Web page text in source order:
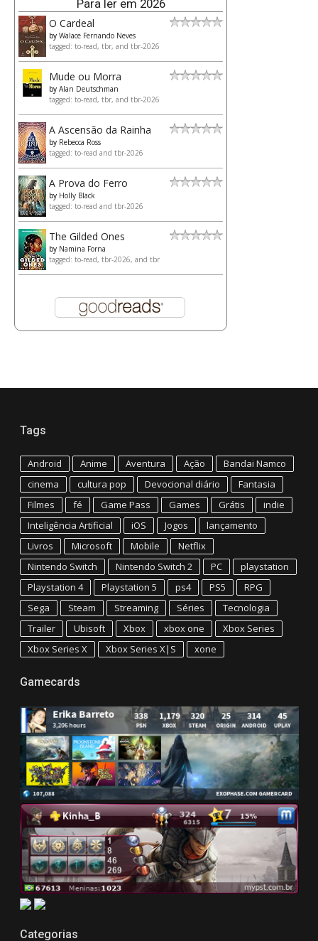
Para ler em 2026
O Cardeal
by Walace Fernando Neves
tagged: to-read, tbr, and tbr-2026
Mude ou Morra
by Alan Deutschman
tagged: to-read, tbr, and tbr-2026
A Ascensão da Rainha
by Rebecca Ross
tagged: to-read and tbr-2026
A Prova do Ferro
by Holly Black
tagged: to-read and tbr-2026
The Gilded Ones
by Namina Forna
tagged: to-read, tbr-2026, and tbr
Tags
Android Anime Aventura Ação
Bandai Namco
cinema
cultura pop Devocional diário
Fantasia
Filmes
fé Game Pass Games Grátis
indie
Inteligência Artificial
iOS Jogos
lançamento
Livros
Microsoft Mobile
Netflix
Nintendo Switch
Nintendo Switch 2 PC
playstation
Playstation 4
Playstation 5 ps4 PS5
RPG
Sega
Steam Streaming Séries
Tecnologia
Trailer
Ubisoft Xbox xbox one
Xbox Series
Xbox Series X
Xbox Series X|S xone
Gamecards
Categorias